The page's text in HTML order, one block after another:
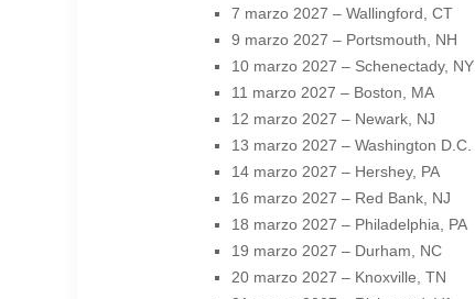
7 marzo 2027 – Wallingford, CT
9 marzo 2027 – Portsmouth, NH
10 marzo 2027 – Schenectady, NY
11 marzo 2027 – Boston, MA
12 marzo 2027 – Newark, NJ
13 marzo 2027 – Washington D.C.
14 marzo 2027 – Hershey, PA
16 marzo 2027 – Red Bank, NJ
18 marzo 2027 – Philadelphia, PA
19 marzo 2027 – Durham, NC
20 marzo 2027 – Knoxville, TN